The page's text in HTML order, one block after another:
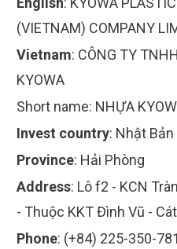
(VIETNAM) COMPANY
Vietnam: CÔNG TY
KYOWA
Short name: NHỰA
Invest country: Nhật Bản
Province: Hải Phòng
Address: Lô f2 - KCN
- Thuộc KKT Đình Vũ -
Phone: (+84) 225-350-